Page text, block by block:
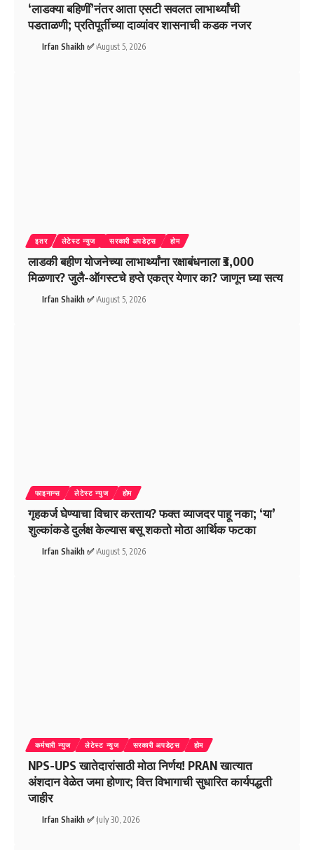
‘लाडक्या बहिणीं’नंतर आता एसटी सवलत लाभार्थ्यांची
पडताळणी; प्रतिपूर्तीच्या दाव्यांवर शासनाची कडक नजर
Irfan Shaikh ✅ August 5, 2026
इतर लेटेस्ट न्युज सरकारी अपडेट्स होम
लाडकी बहीण योजनेच्या लाभार्थ्यांना रक्षाबंधनाला ₹3,000
मिळणार? जुलै-ऑगस्टचे हप्ते एकत्र येणार का? जाणून घ्या सत्य
Irfan Shaikh ✅ August 5, 2026
फाइनान्स लेटेस्ट न्युज होम
गृहकर्ज घेण्याचा विचार करताय? फक्त व्याजदर पाहू नका; ‘या’
शुल्कांकडे दुर्लक्ष केल्यास बसू शकतो मोठा आर्थिक फटका
Irfan Shaikh ✅ August 5, 2026
कर्मचारी न्युज लेटेस्ट न्युज सरकारी अपडेट्स होम
NPS-UPS खातेदारांसाठी मोठा निर्णय! PRAN खात्यात
अंशदान वेळेत जमा होणार; वित्त विभागाची सुधारित कार्यपद्धती
जाहीर
Irfan Shaikh ✅ July 30, 2026